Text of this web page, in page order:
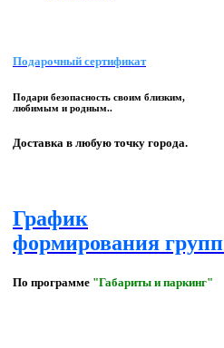
Подарочный сертификат
Подари безопасность своим близким,
любимым и родным..
Доставка в любую точку города.
График
формирования групп
По программе "Габариты и паркинг"